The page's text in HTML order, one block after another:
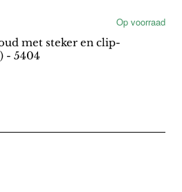
Op voorraad
met steker en clip-
- 5404